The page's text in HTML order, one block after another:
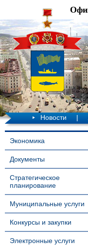
Новости |
Экономика
Документы
Стратегическое
планирование
Муниципальные услуги
Конкурсы и закупки
Электронные услуги